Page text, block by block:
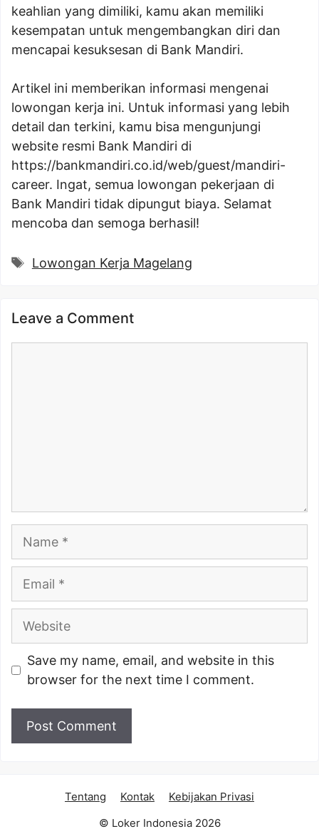
keahlian yang dimiliki, kamu akan memiliki
kesempatan untuk mengembangkan diri dan
mencapai kesuksesan di Bank Mandiri.
Artikel ini memberikan informasi mengenai
lowongan kerja ini. Untuk informasi yang lebih
detail dan terkini, kamu bisa mengunjungi
website resmi Bank Mandiri di
https://bankmandiri.co.id/web/guest/mandiri-
career. Ingat, semua lowongan pekerjaan di
Bank Mandiri tidak dipungut biaya. Selamat
mencoba dan semoga berhasil!
Tags
Lowongan Kerja Magelang
Leave a Comment
Website
Save my name, email, and website in this
browser for the next time I comment.
Tentang Kontak
Kebijakan Privasi
© Loker Indonesia 2026